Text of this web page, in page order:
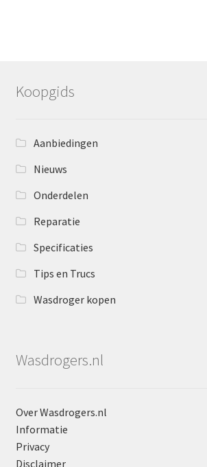
Koopgids
Aanbiedingen
Nieuws
Onderdelen
Reparatie
Specificaties
Tips en Trucs
Wasdroger kopen
Wasdrogers.nl
Over Wasdrogers.nl
Informatie
Privacy
Disclaimer